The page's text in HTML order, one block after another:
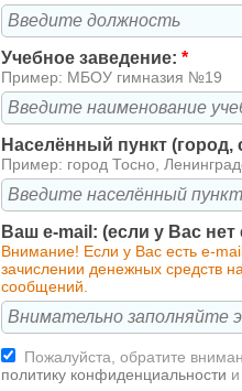
Учебное заведение: *
Пример: МБОУ гимназия №19
Населённый пункт (город,
Пример: город Тосно,
Ваш e-mail: (если у Вас
Внимание! Если у Вас есть e-
зачислении денежных средств
сообщений.
Пожалуйста, обратите
политику конфиденциальности и